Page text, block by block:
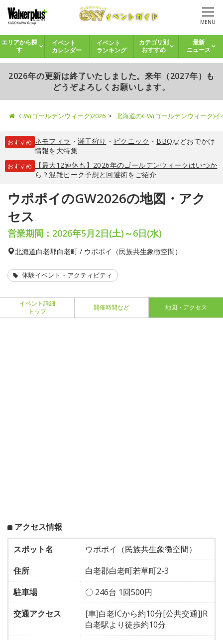
MENU
エリアから探
す
イベント
カレンダー
イベント
ランキング
カテゴリ別
おすすめ
最新
ニュース
2026年の更新は終了いたしました。来年（2027年）も
どうぞよろしくお願いします。
GW(ゴールデンウィーク)2026 北海道のGW(ゴールデンウィーク)
おすすめ ネモフィラ ・ 潮干狩り ・ ピクニック ・ BBQなどおでかけ
情報を大特集
おすすめ
【最大12連休も】2026年のゴールデンウィークはいつか
ら？混雑ピーク予想と回避術をご紹介
ウポポイのGW2026の地図・アク
セス
営業期間：2026年5月2日(土)～6日(水)
北海道白老郡白老町 / ウポポイ（民族共生象徴空間）
体験イベント・アクティビティ
イベント詳細
トップ
開催時間など 地図・アクセス
アクセス情報
スポット名
ウポポイ（民族共生象徴空間）
住所
白老郡白老町若草町2-3
駐車場
〇 246台 1回500円
交通アクセス
[車]白老ICから約10分[公共交通]JR
白老駅より徒歩約10分